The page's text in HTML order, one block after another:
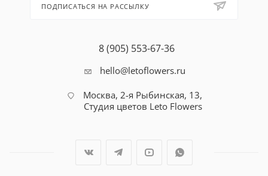
ПОДПИСАТЬСЯ НА РАССЫЛКУ
8 (905) 553-67-36
hello@letoflowers.ru
Москва, 2-я Рыбинская, 13,
Студия цветов Leto Flowers